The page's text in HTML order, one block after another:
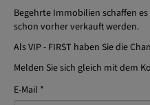
Begehrte Immobilien schaffen
schon vorher verkauft werden.
Als VIP - FIRST haben Sie die
Melden Sie sich gleich mit dem
E-Mail